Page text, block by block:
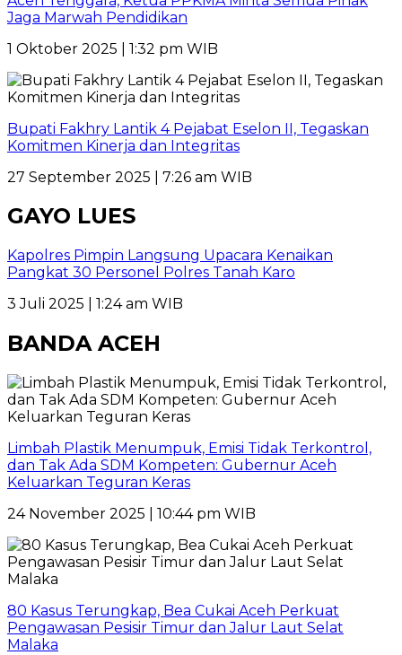
Jaga Marwah Pendidikan
1 Oktober 2025 | 1:32 pm WIB
Bupati Fakhry Lantik 4 Pejabat Eselon II, Tegaskan
Komitmen Kinerja dan Integritas
27 September 2025 | 7:26 am WIB
GAYO LUES
Kapolres Pimpin Langsung Upacara Kenaikan
Pangkat 30 Personel Polres Tanah Karo
3 Juli 2025 | 1:24 am WIB
BANDA ACEH
Limbah Plastik Menumpuk, Emisi Tidak Terkontrol,
dan Tak Ada SDM Kompeten: Gubernur Aceh
Keluarkan Teguran Keras
24 November 2025 | 10:44 pm WIB
80 Kasus Terungkap, Bea Cukai Aceh Perkuat
Pengawasan Pesisir Timur dan Jalur Laut Selat
Malaka